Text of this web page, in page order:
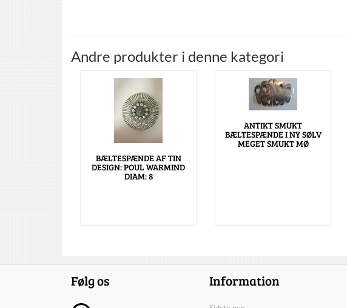
Andre produkter i denne kategori
BÆLTESPÆNDE AF TIN
DESIGN: POUL WARMIND
DIAM: 8
ANTIKT SMUKT
BÆLTESPÆNDE I NY SØLV
MEGET SMUKT MØ
Følg os Information